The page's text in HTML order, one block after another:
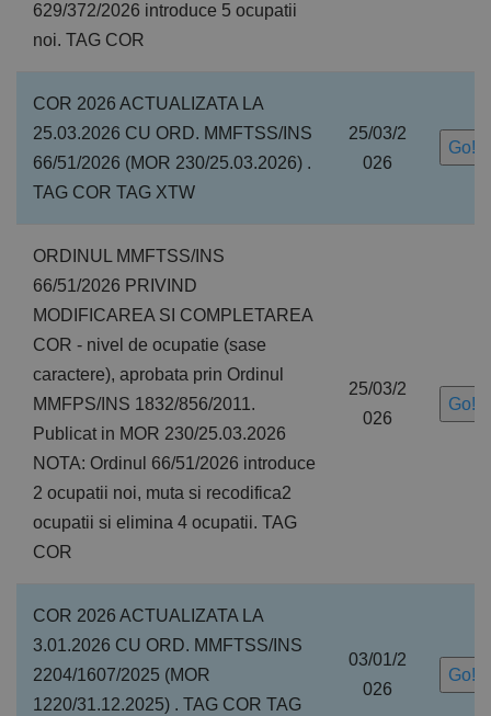
629/372/2026 introduce 5 ocupatii
noi. TAG COR
COR 2026 ACTUALIZATA LA
25.03.2026 CU ORD. MMFTSS/INS
66/51/2026 (MOR 230/25.03.2026) .
TAG COR TAG XTW
25/03/2
026
Go!
ORDINUL MMFTSS/INS
66/51/2026 PRIVIND
MODIFICAREA SI COMPLETAREA
COR - nivel de ocupatie (sase
caractere), aprobata prin Ordinul
MMFPS/INS 1832/856/2011.
Publicat in MOR 230/25.03.2026
NOTA: Ordinul 66/51/2026 introduce
2 ocupatii noi, muta si recodifica2
ocupatii si elimina 4 ocupatii. TAG
COR
25/03/2
026
Go!
COR 2026 ACTUALIZATA LA
3.01.2026 CU ORD. MMFTSS/INS
2204/1607/2025 (MOR
1220/31.12.2025) . TAG COR TAG
03/01/2
026
Go!